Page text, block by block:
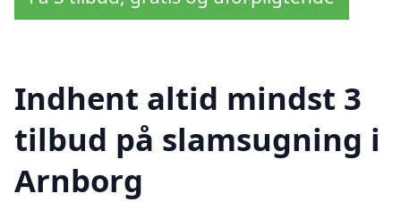
Indhent altid mindst 3
tilbud på slamsugning i
Arnborg